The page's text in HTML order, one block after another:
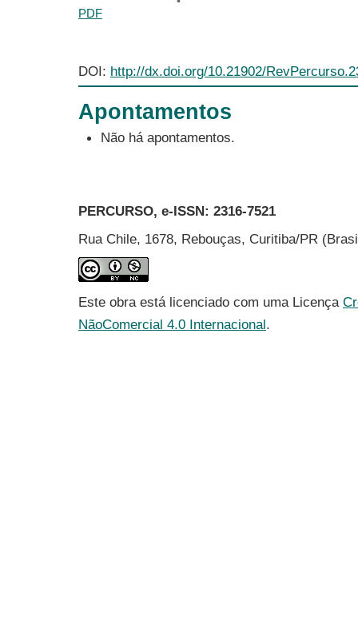
PDF
DOI: http://dx.doi.org/10.21902/
Apontamentos
Não há apontamentos.
PERCURSO, e-ISSN: 2316-7521
Rua Chile, 1678, Rebouças, Curitiba/PR
Este obra está licenciado com uma Licença
NãoComercial 4.0 Internacional.